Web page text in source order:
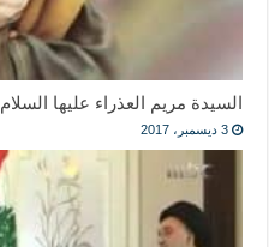
السيدة مريم العذراء عليها السلام
3 ديسمبر، 2017